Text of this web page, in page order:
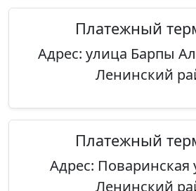
Платежный
Адрес: улица Барпы
Ленинский
Платежный
Адрес: Поваринская
Ленинский